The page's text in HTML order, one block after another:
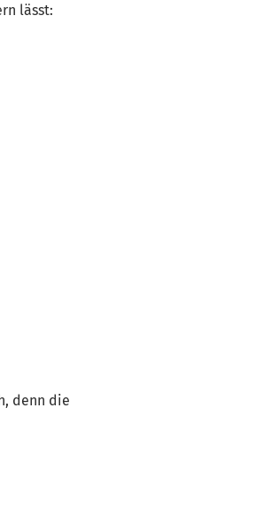
lässt:
denn die